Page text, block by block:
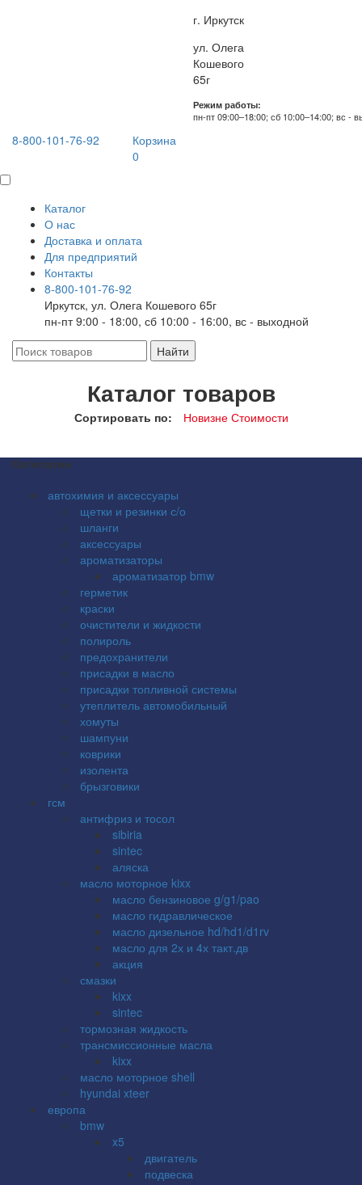
г. Иркутск
ул. Олега
Кошевого
65г
Режим работы:
пн-пт 09:00–18:00; сб 10:00–14:00; вс -
8-800-101-76-92
Корзина
0
Каталог
О нас
Доставка и оплата
Для предприятий
Контакты
8-800-101-76-92
Иркутск, ул. Олега Кошевого 65г
пн-пт 9:00 - 18:00, сб 10:00 - 16:00, вс - выходной
Каталог товаров
Сортировать по: Новизне Стоимости
Категории
автохимия и аксессуары
щетки и резинки с/о
шланги
аксессуары
ароматизаторы
ароматизатор bmw
герметик
краски
очистители и жидкости
полироль
предохранители
присадки в масло
присадки топливной системы
утеплитель автомобильный
хомуты
шампуни
коврики
изолента
брызговики
гсм
антифриз и тосол
sibiria
sintec
аляска
масло моторное kixx
масло бензиновое g/g1/pao
масло гидравлическое
масло дизельное hd/hd1/d1rv
масло для 2х и 4х такт.дв
акция
смазки
kixx
sintec
тормозная жидкость
трансмиссионные масла
kixx
масло моторное shell
hyundai xteer
европа
bmw
x5
двигатель
подвеска